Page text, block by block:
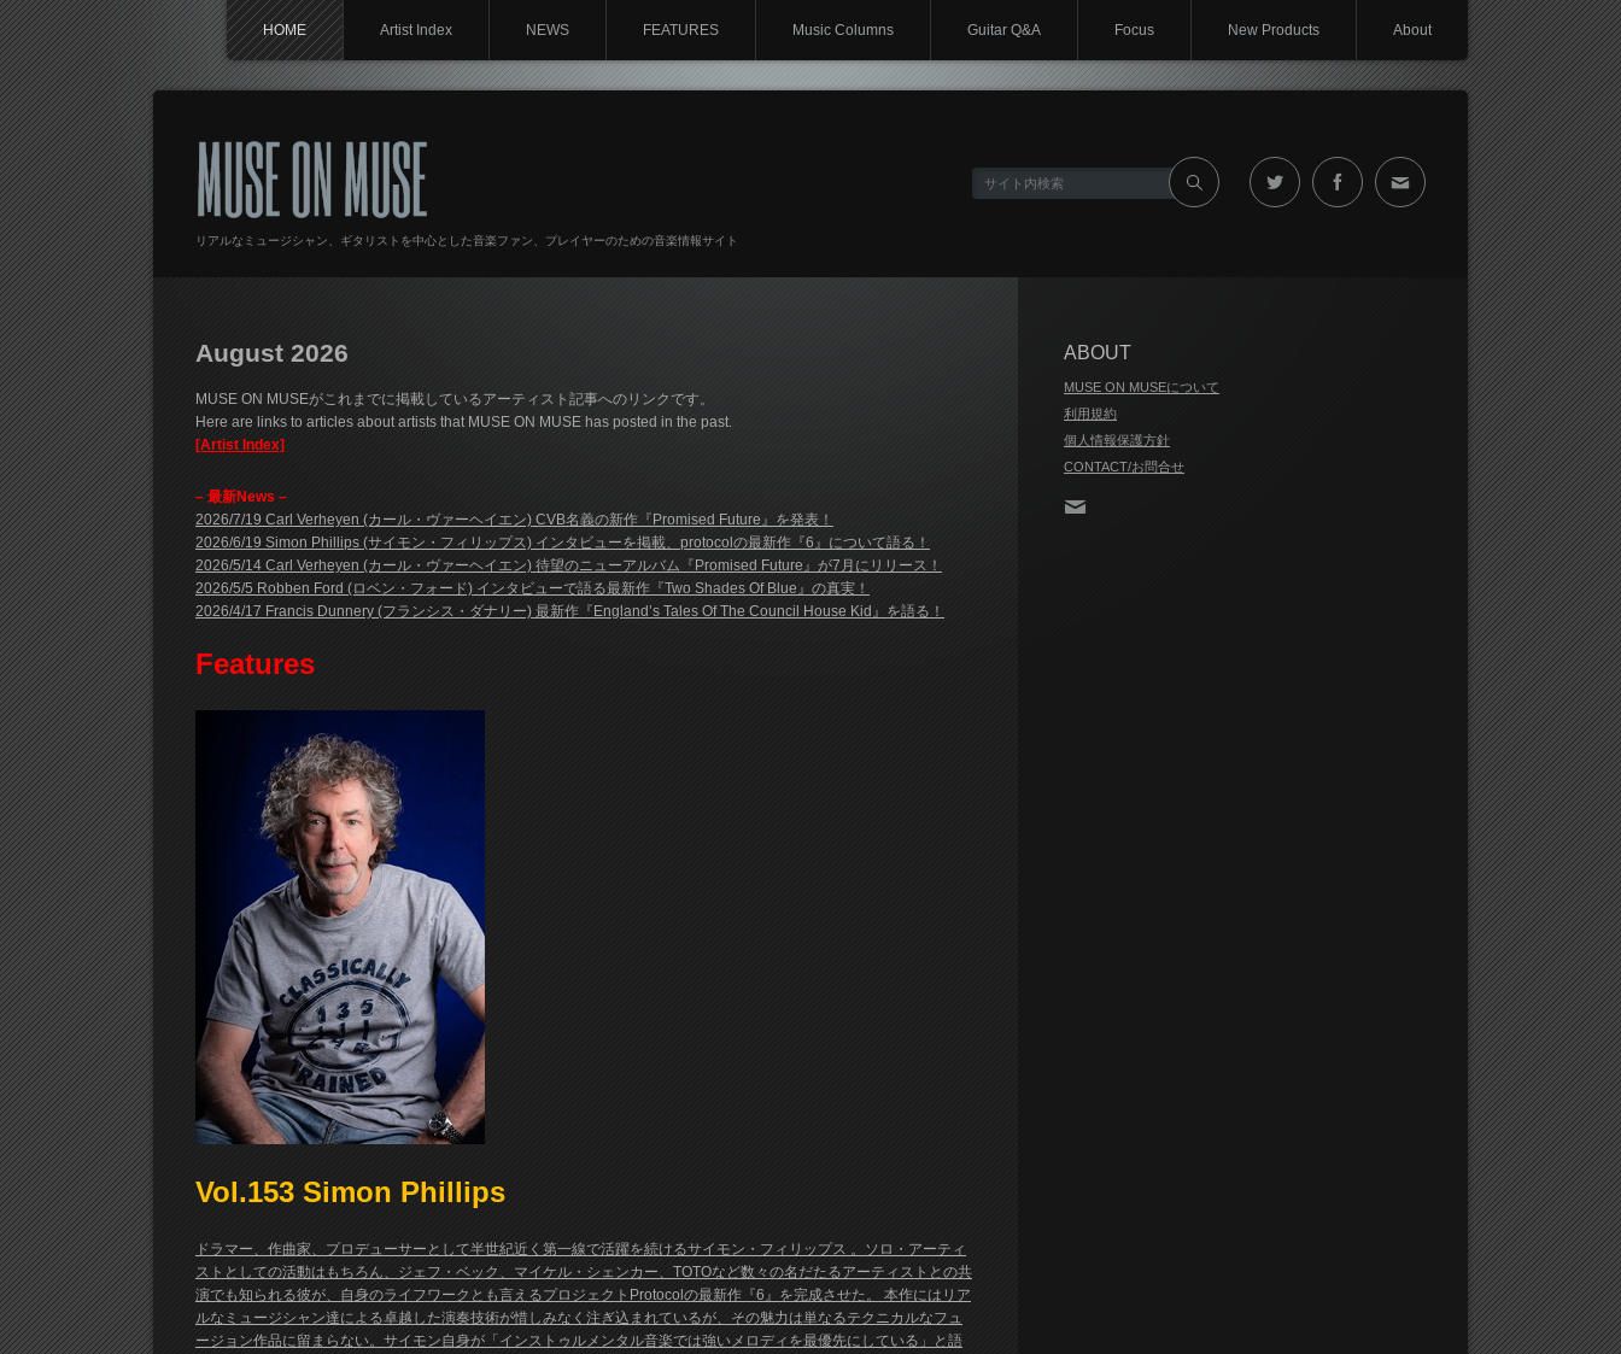
HOME Artist Index NEWS FEATURES Music Columns Guitar Q&A Focus New Products About
MUSE ON MUSE
リアルなミュージシャン、ギタリストを中心とした音楽ファン、プレイヤーのための音楽情報サイト
Twitter Facebook Contact
August 2026
MUSE ON MUSEがこれまでに掲載しているアーティスト記事へのリンクです。
Here are links to articles about artists that MUSE ON MUSE has posted in the past.
[Artist Index]
– 最新News –
2026/7/19 Carl Verheyen (カール・ヴァーヘイエン) CVB名義の新作『Promised Future』を発表！
2026/6/19 Simon Phillips (サイモン・フィリップス) インタビューを掲載、protocolの最新作『6』について語る！
2026/5/14 Carl Verheyen (カール・ヴァーヘイエン) 待望のニューアルバム『Promised Future』が7月にリリース！
2026/5/5 Robben Ford (ロベン・フォード) インタビューで語る最新作『Two Shades Of Blue』の真実！
2026/4/17 Francis Dunnery (フランシス・ダナリー) 最新作『England’s Tales Of The Council House Kid』を語る！
Features
Vol.153 Simon Phillips
ドラマー、作曲家、プロデューサーとして半世紀近く第一線で活躍を続けるサイモン・フィリップス 。ソロ・アーティ
ストとしての活動はもちろん、ジェフ・ベック、マイケル・シェンカー、TOTOなど数々の名だたるアーティストとの共
演でも知られる彼が、自身のライフワークとも言えるプロジェクトProtocolの最新作『6』を完成させた。 本作にはリア
ルなミュージシャン達による卓越した演奏技術が惜しみなく注ぎ込まれているが、その魅力は単なるテクニカルなフュ
ージョン作品に留まらない。サイモン自身が「インストゥルメンタル音楽では強いメロディを最優先にしている」と語
ABOUT
MUSE ON MUSEについて
利用規約
個人情報保護方針
CONTACT/お問合せ